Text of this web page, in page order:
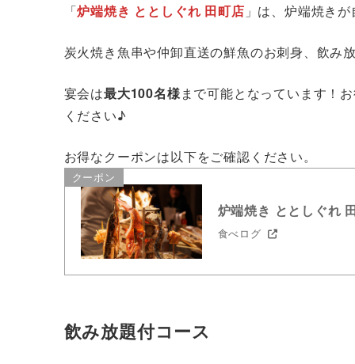
「炉端焼き ととしぐれ 田町店 」は、炉端焼き
炭火焼き魚串や仲卸直送の鮮魚のお刺身、飲み
宴会は最大100名様まで可能となっています！
ください♪
お得なクーポンは以下をご確認ください。
クーポン
炉端焼き ととしぐれ
食べログ
飲み放題付コース